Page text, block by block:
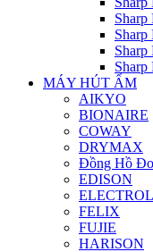
MÁY HÚT ẨM
AIKYO
BIONAIRE
COWAY
DRYMAX
Đồng Hồ
EDISON
FELIX
FUJIE
HARISON